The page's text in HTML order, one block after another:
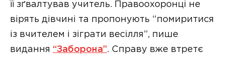
її зґвалтував учитель. Правоохоронці не
вірять дівчині та пропонують “помиритися
із вчителем і зіграти весілля”, пише
видання “Заборона”. Справу вже втретє